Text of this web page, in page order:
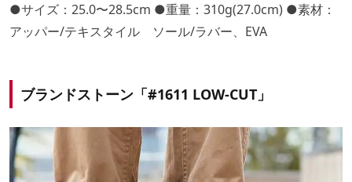
●サイズ：25.0〜28.5cm ●重量：310g(27.0cm) ●素材：
アッパー/テキスタイル ソール/ラバー、EVA
ブランドストーン「#1611 LOW-CUT」